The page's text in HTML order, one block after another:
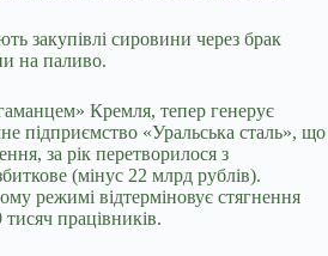
закупівлі сировини через брак
на паливо.
Кремля, тепер генерує
підприємство «Уральська сталь», що
за рік перетворилося з
(мінус 22 млрд рублів).
режимі відтерміновує стягнення
тисяч працівників.